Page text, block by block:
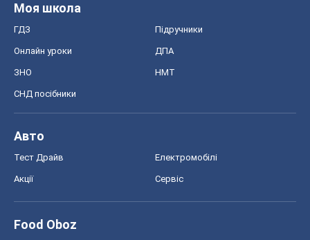
Моя школа
ГДЗ Підручники
Онлайн уроки ДПА
ЗНО НМТ
СНД посібники
Авто
Тест Драйв Електромобілі
Акції Сервіс
Food Oboz